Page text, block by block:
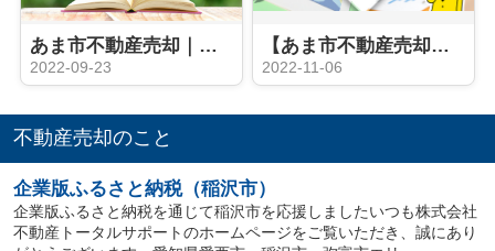
あま市不動産売却｜空家対策特別措置法とは？
2022-09-23
【あま市不動産売却】空き家対策となる家族信託とは？制度の内容やメリットについて解説
2022-11-06
不動産売却のこと
企業版ふるさと納税（稲沢市）
企業版ふるさと納税を通じて稲沢市を応援しましたいつも株式会社
不動産トータルサポートのホームページをご覧いただき、誠にあり